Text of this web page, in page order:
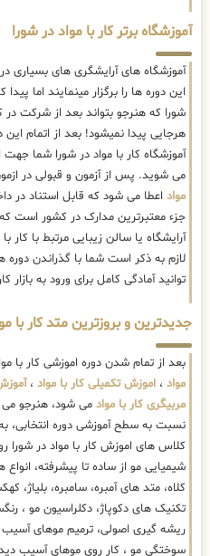
آموزشگاه برتر کار با مواد در شورا
آموزشگاه های آرایشگری های بسیاری
این دوره ها را برگزار مینمایند اما
شورا که هنرجو بتواند بعد از شرکت در
هرجایی پیدا نمیشود! بعد از اتمام
آموزشگاه کار با مواد در شورا شما
می شوید. پس از آزمون و قبولی در
مواد اعطا می شود که قابل استناد در
جزء معتبرترین مدارک در کشور است
آرایشگاه یا سالن زیبایی مرتبط با
لازم به ذکر است شما با گذراندن دوره
توانید آمادگی کامل برای ورود به بازار
جدیدترین و بروزترین متد کار با
بعد از تمام شدن دوره اموزشی کار با
مواد ، اموزش تکمیلی کار با مواد ،
مربیگری کار با مواد می شود، هنرجو می
نسبت به سطح آموزشی دوره انتخابی،
کلاس های اموزش کار با مواد در شورا
شیمیایی مو از ساده تا پیشرفته،
کلاه، متد های آمبره، سامبره،
تکنیک های دکوپاژ، دکلراسیون مو ،
ریشه گیری اصولی، ترمیم موهای
سوختگی مو ، کار روی موهای آسیب